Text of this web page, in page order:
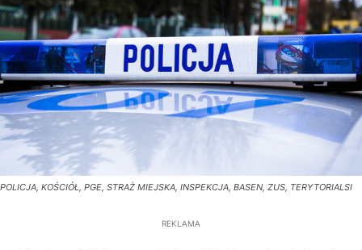
POLICJA, KOŚCIÓŁ, PGE, STRAŻ MIEJSKA, INSPEKCJA, BASEN, ZUS, TERYTORIALSI
REKLAMA